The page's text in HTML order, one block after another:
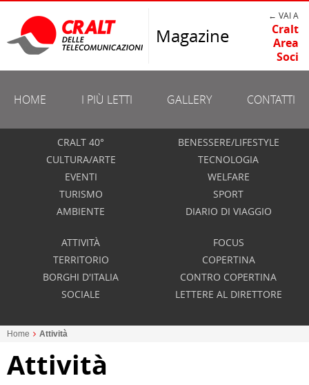
Magazine
← VAI A
Cralt
Area
Soci
HOME I PIÙ LETTI GALLERY CONTATTI
CRALT 40°
CULTURA/ARTE
EVENTI
TURISMO
AMBIENTE
BENESSERE/LIFESTYLE
TECNOLOGIA
WELFARE
SPORT
DIARIO DI VIAGGIO
ATTIVITÀ
TERRITORIO
BORGHI D'ITALIA
SOCIALE
FOCUS
COPERTINA
CONTRO COPERTINA
LETTERE AL DIRETTORE
Home Attività
Attività